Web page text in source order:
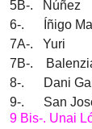
5B-. Núñez
6-. Íñigo
7A-. Yuri
7B-.
8-. Dani
9-. San
9 Bis-. Unai